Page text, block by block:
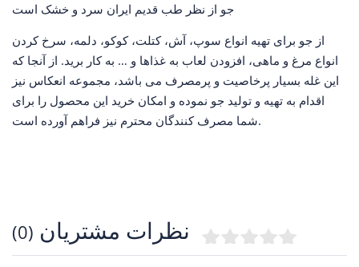
جو از نظر طب قدیم ایران سرد و خشک است
از جو برای تهیه انواع سوپ، آش، کتلت، کوکو، دلمه، سرخ کردن
انواع مرغ و ماهی، افزودن لعاب به غذاها و … به کار برید. از آنجا که
این غله بسیار پرخاصیت و پرمصرف می باشد، مجموعه انعکاس نیز
اقدام به تهیه و تولید جو نموده و امکان خرید این محصول را برای
شما مصرف کنندگان محترم نیز فراهم آورده است.
نظرات مشتریان (0)